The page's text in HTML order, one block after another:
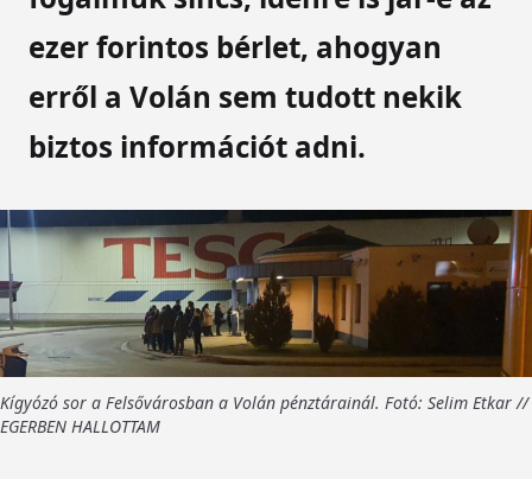
ezer forintos bérlet, ahogyan
erről a Volán sem tudott nekik
biztos információt adni.
Kígyózó sor a Felsővárosban a Volán pénztárainál. Fotó: Selim Etkar //
EGERBEN HALLOTTAM